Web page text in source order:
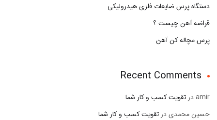
دستگاه پرس ضایعات فلزی هیدرولیکی
قراضه آهن چیست ؟
پرس مچاله کن آهن
Recent Comments
amirدر تقویت کسب و کار شما
حسین محمدیدر تقویت کسب و کار شما